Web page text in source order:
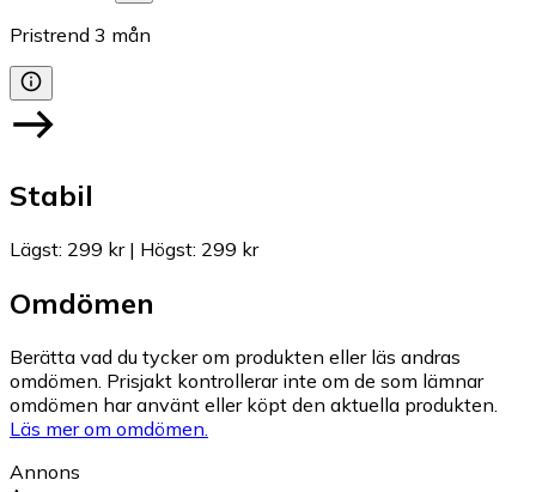
Pristrend 3 mån
Stabil
Lägst: 299 kr| Högst: 299 kr
Omdömen
Berätta vad du tycker om produkten eller läs andras
omdömen. Prisjakt kontrollerar inte om de som lämnar
omdömen har använt eller köpt den aktuella produkten.
Läs mer om omdömen.
Annons